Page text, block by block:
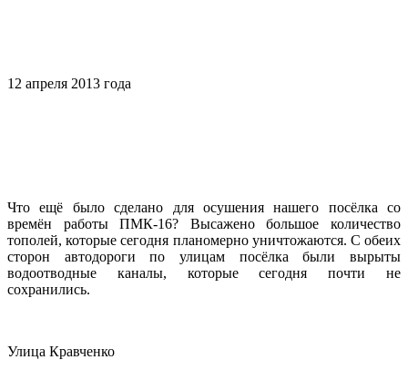
12 апреля 2013 года
Что ещё было сделано для осушения нашего посёлка со
времён работы ПМК-16? Высажено большое количество
тополей, которые сегодня планомерно уничтожаются. С обеих
сторон автодороги по улицам посёлка были вырыты
водоотводные каналы, которые сегодня почти не
сохранились.
Улица Кравченко